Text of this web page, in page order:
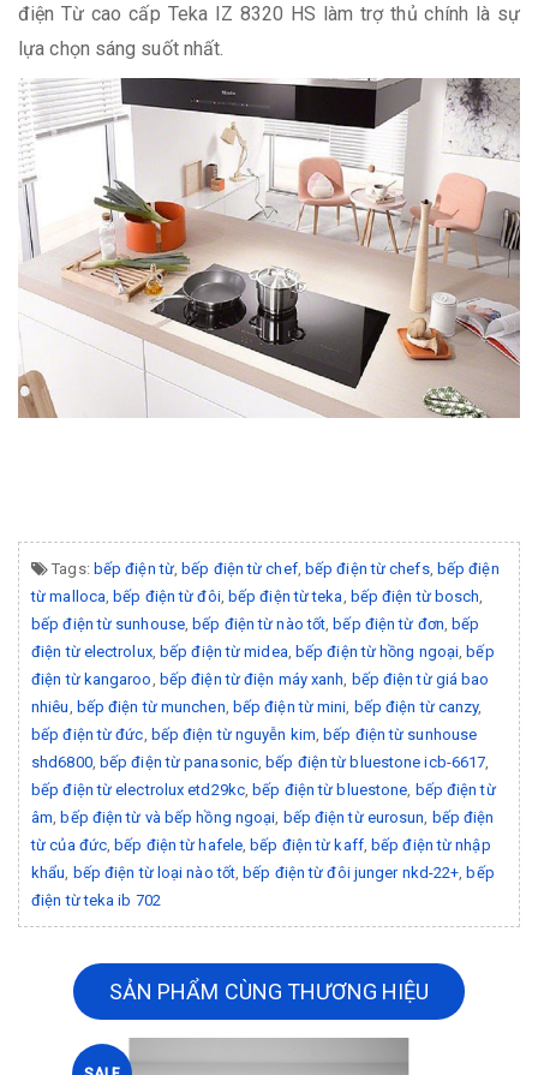
điện Từ cao cấp Teka IZ 8320 HS làm trợ thủ chính là sự
lựa chọn sáng suốt nhất.
Tags: bếp điện từ, bếp điện từ chef, bếp điện từ chefs, bếp điện
từ malloca, bếp điện từ đôi, bếp điện từ teka, bếp điện từ bosch,
bếp điện từ sunhouse, bếp điện từ nào tốt, bếp điện từ đơn, bếp
điện từ electrolux, bếp điện từ midea, bếp điện từ hồng ngoại, bếp
điện từ kangaroo, bếp điện từ điện máy xanh, bếp điện từ giá bao
nhiêu, bếp điện từ munchen, bếp điện từ mini, bếp điện từ canzy,
bếp điện từ đức, bếp điện từ nguyễn kim, bếp điện từ sunhouse
shd6800, bếp điện từ panasonic, bếp điện từ bluestone icb-6617,
bếp điện từ electrolux etd29kc, bếp điện từ bluestone, bếp điện từ
âm, bếp điện từ và bếp hồng ngoại, bếp điện từ eurosun, bếp điện
từ của đức, bếp điện từ hafele, bếp điện từ kaff, bếp điện từ nhập
khẩu, bếp điện từ loại nào tốt, bếp điện từ đôi junger nkd-22+, bếp
điện từ teka ib 702
SẢN PHẨM CÙNG THƯƠNG HIỆU